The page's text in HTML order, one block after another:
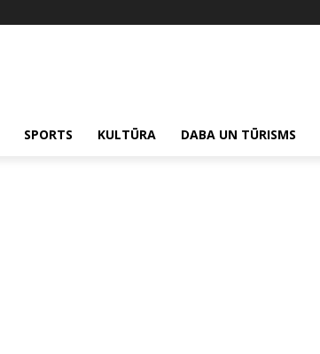
SPORTS KULTŪRA DABA UN TŪRISMS